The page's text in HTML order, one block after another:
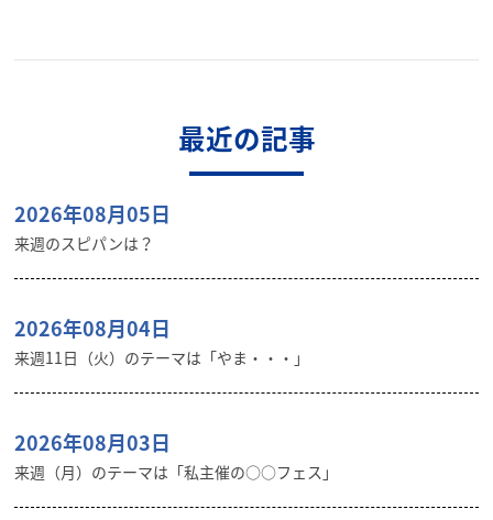
最近の記事
2026年08月05日
来週のスピパンは？
2026年08月04日
来週11日（火）のテーマは「やま・・・」
2026年08月03日
来週（月）のテーマは「私主催の○○フェス」